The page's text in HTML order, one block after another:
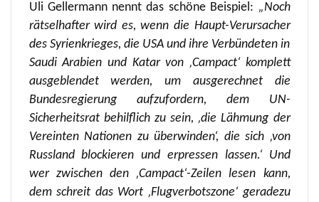
Uli Gellermann nennt das schöne Beispiel: „Noch
rätselhafter wird es, wenn die Haupt-Verursacher
des Syrienkrieges, die USA und ihre Verbündeten in
Saudi Arabien und Katar von ‚Campact‘ komplett
ausgeblendet werden, um ausgerechnet die
Bundesregierung aufzufordern, dem UN-
Sicherheitsrat behilflich zu sein, ‚die Lähmung der
Vereinten Nationen zu überwinden‘, die sich ‚von
Russland blockieren und erpressen lassen.‘ Und
wer zwischen den ‚Campact‘-Zeilen lesen kann,
dem schreit das Wort ‚Flugverbotszone‘ geradezu